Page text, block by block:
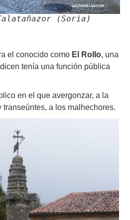
(Soria)
el conocido como El Rollo, una
tenía una función pública
en el que avergonzar, a la
a los malhechores.